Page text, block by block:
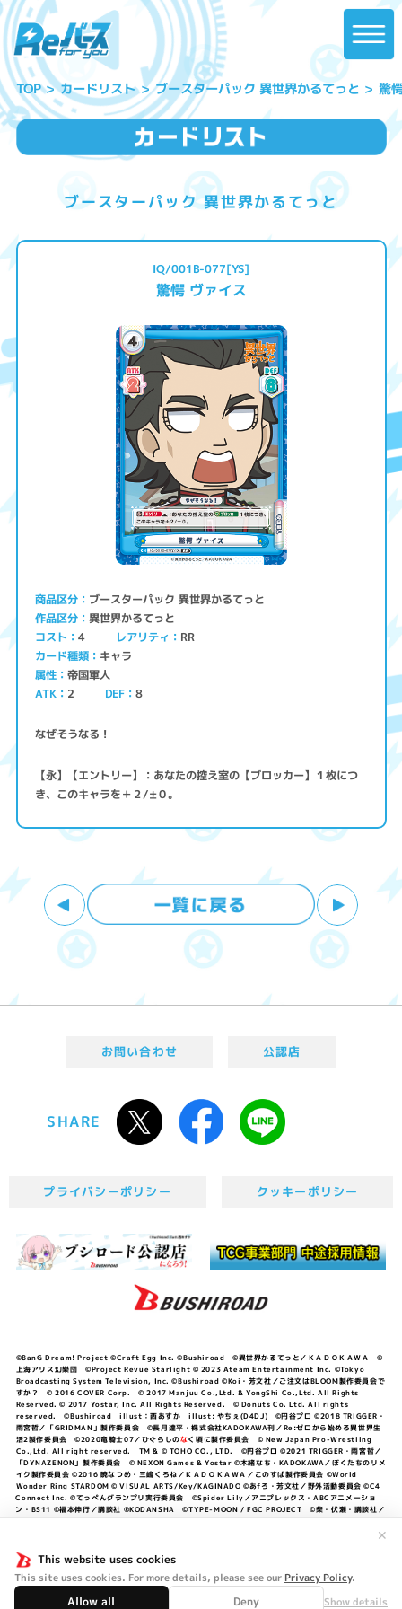
This website uses cookies
This site uses cookies. For more details, please see our Privacy Policy.
Allow all Deny Show details
✕
TOP カードリスト ブースターパック 異世界かるてっと 驚
ブースターパック 異世界かるてっと
IQ/001B-077[YS]
驚愕 ヴァイス
商品区分 ブースターパック 異世界かるてっと
作品区分 異世界かるてっと
コスト 4 レアリティ RR
カード種類 キャラ
属性 帝国軍人
ATK 2 DEF 8
なぜそうなる！
【永】【エントリー】：あなたの控え室の【ブロッカー】１枚につ
き、このキャラを＋２/±０。
お問い合わせ 公認店
SHARE
プライバシーポリシー クッキーポリシー
©BanG Dream! Project ©Craft Egg Inc. ©Bushiroad ©異世界かるてっと／ＫＡＤＯＫＡＷＡ ©
上海アリス幻樂団 ©Project Revue Starlight © 2023 Ateam Entertainment Inc. ©Tokyo
Broadcasting System Television, Inc. ©Bushiroad ©Koi・芳文社／ご注文はBLOOM製作委員会で
すか？ © 2016 COVER Corp. © 2017 Manjuu Co.,Ltd. & YongShi Co.,Ltd. All Rights
Reserved. © 2017 Yostar, Inc. All Rights Reserved. © Donuts Co. Ltd. All rights
reserved. ©Bushiroad illust：西あすか illust: やちぇ(D4DJ) ©円谷プロ ©2018 TRIGGER・
雨宮哲／「GRIDMAN」製作委員会 ©長月達平・株式会社KADOKAWA刊／Re:ゼロから始める異世界生
活2製作委員会 ©2020竜騎士07／ひぐらしのなく頃に製作委員会 © New Japan Pro-Wrestling
Co.,Ltd. All right reserved. TM & © TOHO CO., LTD. ©円谷プロ ©2021 TRIGGER・雨宮哲／
「DYNAZENON」製作委員会 © NEXON Games & Yostar ©木緒なち・KADOKAWA／ぼくたちのリメ
イク製作委員会 ©2016 暁なつめ・三嶋くろね／ＫＡＤＯＫＡＷＡ／このすば製作委員会 ©World
Wonder Ring STARDOM © VISUAL ARTS/Key/KAGINADO ©あfろ・芳文社／野外活動委員会 ©C4
Connect Inc. ©てっぺんグランプリ実行委員会 ©Spider Lily／アニプレックス・ABCアニメーショ
ン・BS11 ©福本伸行／講談社 ®KODANSHA ©TYPE-MOON / FGC PROJECT ©柴・伏瀬・講談社／
©中村力斗・野澤ゆき子／集英社・君のことが大大大大大好きな製作委員会 ©IIS-P／ぽんのみち製作委
員会 ©円谷プロ ©2023 TRIGGER・雨宮哲／「劇場版グリッドマンユニバース」製作委員会 © NEXON
Games／アビドス商店街 ©プロジェクトラブライブ！蓮ノ空女学院スクールアイドルクラブ ©「勇気爆
発バーンブレイバーン」製作委員会